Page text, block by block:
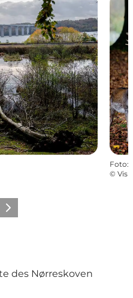
Foto:
©
Folie
Nächste Folie
des Nørreskoven